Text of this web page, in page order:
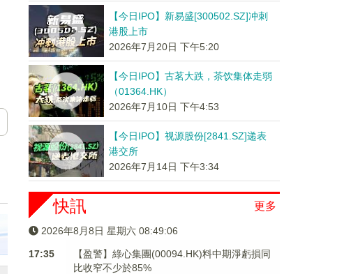
【今日IPO】新易盛[300502.SZ]冲刺
港股上市
2026年7月20日 下午5:20
【今日IPO】古茗大跌，茶饮集体走弱
（01364.HK）
2026年7月10日 下午4:53
【今日IPO】视源股份[2841.SZ]递表
港交所
2026年7月14日 下午3:34
更多
快訊
2026年8月8日 星期六 08:49:06
17:35
【盈警】綠心集團(00094.HK)料中期淨虧損同
比收窄不少於85%